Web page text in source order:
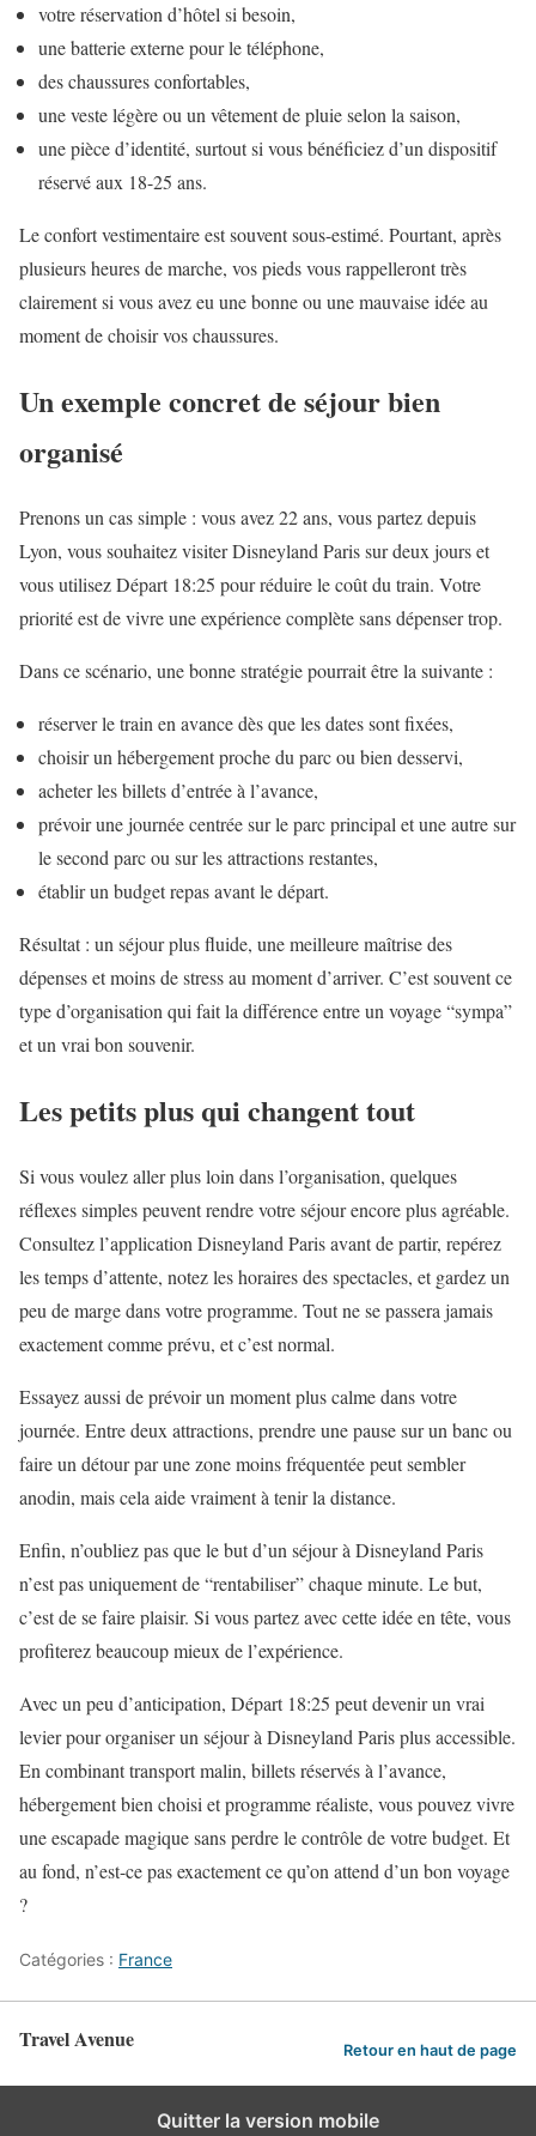
votre réservation d’hôtel si besoin,
une batterie externe pour le téléphone,
des chaussures confortables,
une veste légère ou un vêtement de pluie selon la saison,
une pièce d’identité, surtout si vous bénéficiez d’un dispositif
réservé aux 18-25 ans.
Le confort vestimentaire est souvent sous-estimé. Pourtant, après
plusieurs heures de marche, vos pieds vous rappelleront très
clairement si vous avez eu une bonne ou une mauvaise idée au
moment de choisir vos chaussures.
Un exemple concret de séjour bien
organisé
Prenons un cas simple : vous avez 22 ans, vous partez depuis
Lyon, vous souhaitez visiter Disneyland Paris sur deux jours et
vous utilisez Départ 18:25 pour réduire le coût du train. Votre
priorité est de vivre une expérience complète sans dépenser trop.
Dans ce scénario, une bonne stratégie pourrait être la suivante :
réserver le train en avance dès que les dates sont fixées,
choisir un hébergement proche du parc ou bien desservi,
acheter les billets d’entrée à l’avance,
prévoir une journée centrée sur le parc principal et une autre sur
le second parc ou sur les attractions restantes,
établir un budget repas avant le départ.
Résultat : un séjour plus fluide, une meilleure maîtrise des
dépenses et moins de stress au moment d’arriver. C’est souvent ce
type d’organisation qui fait la différence entre un voyage “sympa”
et un vrai bon souvenir.
Les petits plus qui changent tout
Si vous voulez aller plus loin dans l’organisation, quelques
réflexes simples peuvent rendre votre séjour encore plus agréable.
Consultez l’application Disneyland Paris avant de partir, repérez
les temps d’attente, notez les horaires des spectacles, et gardez un
peu de marge dans votre programme. Tout ne se passera jamais
exactement comme prévu, et c’est normal.
Essayez aussi de prévoir un moment plus calme dans votre
journée. Entre deux attractions, prendre une pause sur un banc ou
faire un détour par une zone moins fréquentée peut sembler
anodin, mais cela aide vraiment à tenir la distance.
Enfin, n’oubliez pas que le but d’un séjour à Disneyland Paris
n’est pas uniquement de “rentabiliser” chaque minute. Le but,
c’est de se faire plaisir. Si vous partez avec cette idée en tête, vous
profiterez beaucoup mieux de l’expérience.
Avec un peu d’anticipation, Départ 18:25 peut devenir un vrai
levier pour organiser un séjour à Disneyland Paris plus accessible.
En combinant transport malin, billets réservés à l’avance,
hébergement bien choisi et programme réaliste, vous pouvez vivre
une escapade magique sans perdre le contrôle de votre budget. Et
au fond, n’est-ce pas exactement ce qu’on attend d’un bon voyage
?
Catégories : France
Travel Avenue Retour en haut de page
Quitter la version mobile